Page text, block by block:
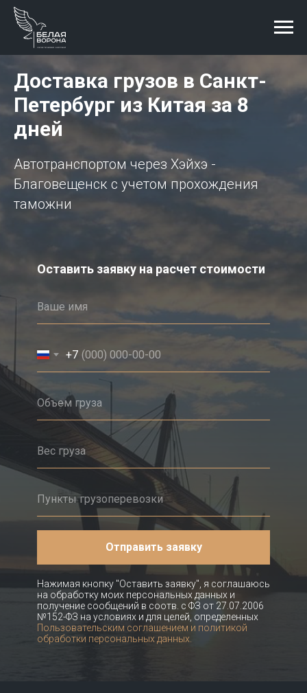
Доставка грузов в Санкт-
Петербург из Китая за 8
дней
Автотранспортом через Хэйхэ -
Благовещенск с учетом прохождения
таможни
Оставить заявку на расчет стоимости
+7
Отправить заявку
Нажимая кнопку "Оставить заявку", я соглашаюсь
на обработку моих персональных данных и
получение сообщений в соотв. с ФЗ от 27.07.2006
№152-ФЗ на условиях и для целей, определенных
Пользовательским соглашением и политикой
обработки персональных данных.